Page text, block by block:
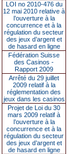
LOI no 2010-476 du
12 mai 2010 relative à
l’ouverture à la
concurrence et à la
régulation du secteur
des jeux d’argent et
de hasard en ligne
Fédération Suisse
des Casinos -
Rapport 2009
Arrêté du 29 juillet
2009 relatif à la
réglementation des
jeux dans les casinos
Projet de Loi du 30
mars 2009 relatif à
l’ouverture à la
concurrence et à la
régulation du secteur
des jeux d’argent et
de hasard en ligne